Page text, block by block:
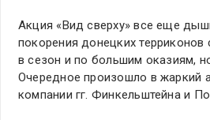
Акция «Вид сверху» все еще
покорения донецких терриконов
в сезон и по большим оказиям,
Очередное произошло в жаркий
компании гг. Финкельштейна и